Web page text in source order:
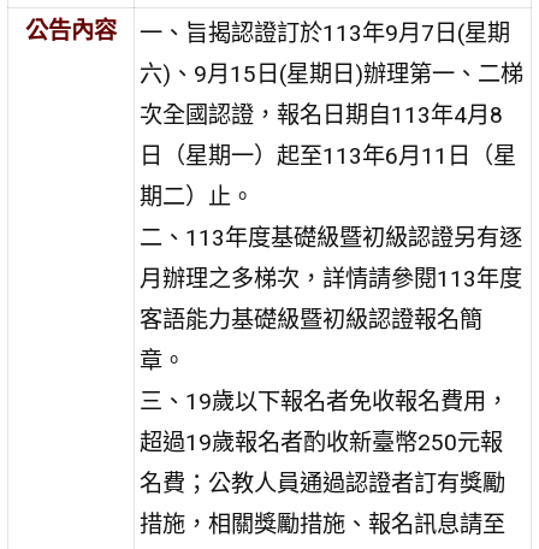
公告內容
一、旨揭認證訂於113年9月7日(星期
六)、9月15日(星期日)辦理第一、二梯
次全國認證，報名日期自113年4月8
日（星期一）起至113年6月11日（星
期二）止。
二、113年度基礎級暨初級認證另有逐
月辦理之多梯次，詳情請參閱113年度
客語能力基礎級暨初級認證報名簡
章。
三、19歲以下報名者免收報名費用，
超過19歲報名者酌收新臺幣250元報
名費；公教人員通過認證者訂有獎勵
措施，相關獎勵措施、報名訊息請至